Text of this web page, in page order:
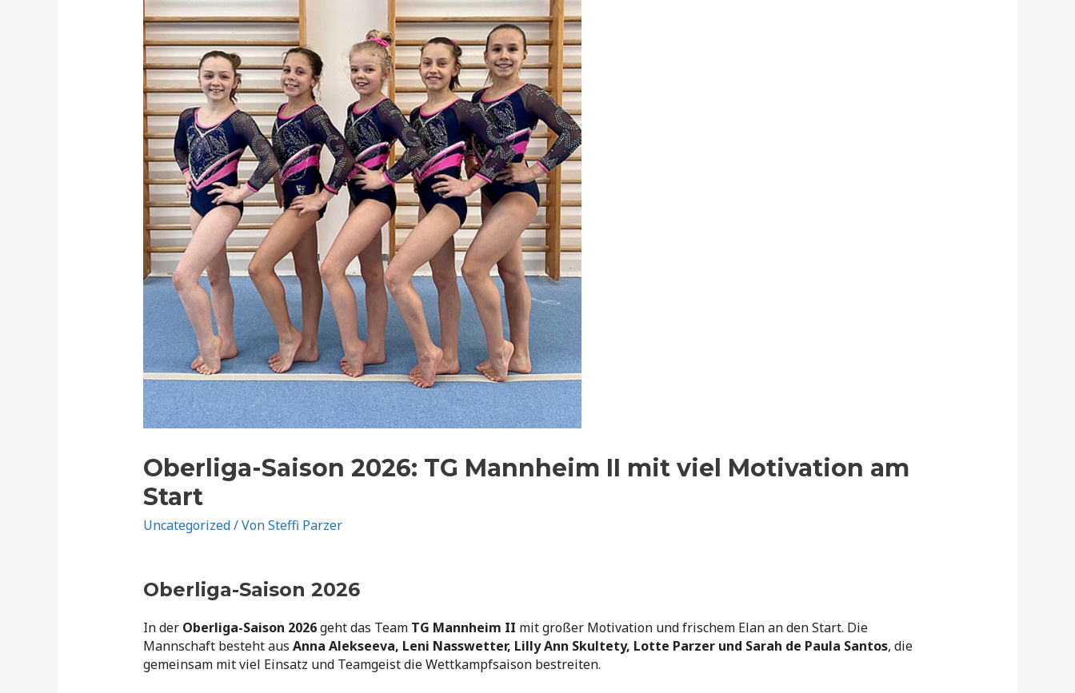
Oberliga-Saison 2026: TG Mannheim II mit viel Motivation am
Start
Uncategorized/ VonSteffi Parzer
Oberliga-Saison 2026
In der Oberliga-Saison 2026geht das Team TG Mannheim II mit großer Motivation und frischem Elan an den Start. Die
Mannschaft besteht aus Anna Alekseeva, Leni Nasswetter, Lilly Ann Skultety, Lotte Parzer und Sarah de Paula Santos, die
gemeinsam mit viel Einsatz und Teamgeist die Wettkampfsaison bestreiten.